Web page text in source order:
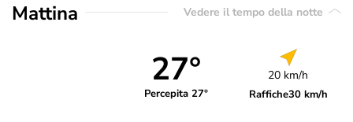
Mattina Vedere il tempo della notte
27°
Percepita 27°
20 km/h
Raffiche30 km/h